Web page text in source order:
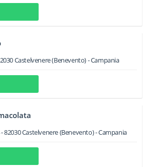
Castelvenere(Benevento) -Campania
-82030Castelvenere(Benevento) -Campania